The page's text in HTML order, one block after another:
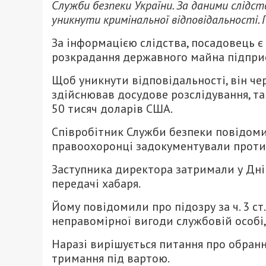
Служби безпеки України. За даними
уникнути кримінальної
За інформацією слідства,
розкрадання державного майна
Щоб уникнути відповідальності, він
здійснював досудове розслідування,
50 тисяч доларів США.
Співробітник Служби безпеки
правоохоронці задокументували
Заступника директора затримали у
передачі хабаря.
Йому повідомили про підозру за ч. 3
неправомірної вигоди службовій
Наразі вирішується питання про
тримання під вартою.